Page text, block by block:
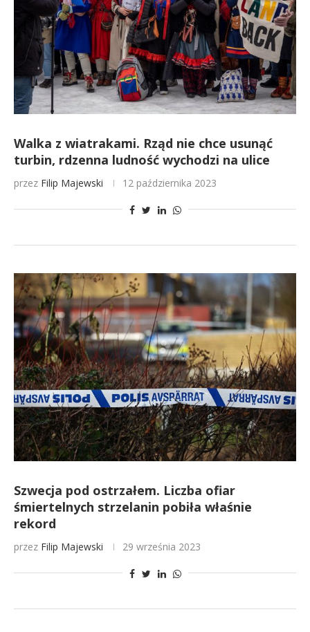
Walka z wiatrakami. Rząd nie chce usunąć
turbin, rdzenna ludność wychodzi na ulice
przez Filip Majewski 12 października 2023
Szwecja pod ostrzałem. Liczba ofiar
śmiertelnych strzelanin pobiła właśnie
rekord
przez Filip Majewski 29 września 2023